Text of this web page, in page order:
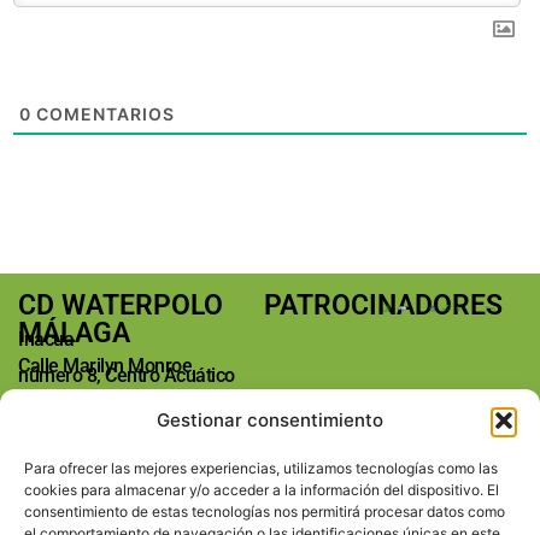
Gestionar consentimiento
Para ofrecer las mejores experiencias, utilizamos tecnologías como las
cookies para almacenar y/o acceder a la información del dispositivo. El
consentimiento de estas tecnologías nos permitirá procesar datos como
0 COMENTARIOS
CD WATERPOLO
MÁLAGA
Inacua
Calle Marilyn Monroe,
número 8, Centro Acuático
E-mail:
info@waterpolomalaga.es
REDES SOCIALES
PATROCINADORES